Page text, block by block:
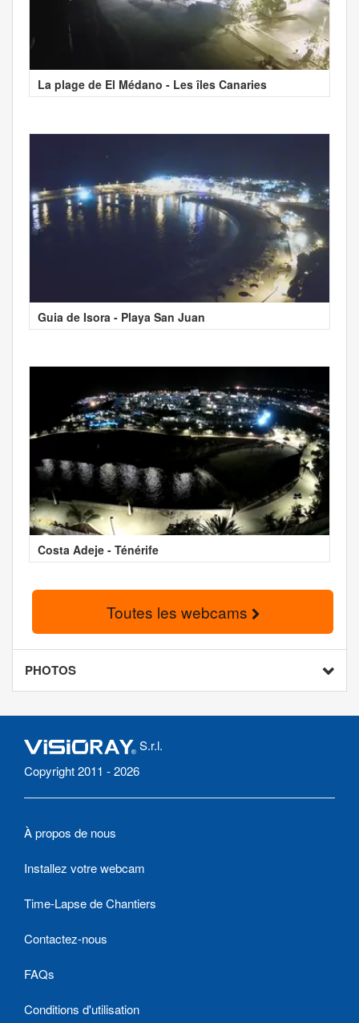
La plage de El Médano - Les îles Canaries
Guia de Isora - Playa San Juan
Costa Adeje - Ténérife
Toutes les webcams
PHOTOS
S.r.l.
Copyright 2011 - 2026
À propos de nous
Installez votre webcam
Time-Lapse de Chantiers
Contactez-nous
FAQs
Conditions d'utilisation